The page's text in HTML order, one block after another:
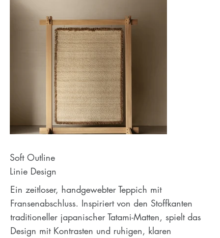
Soft Outline
Linie Design
Ein zeitloser, handgewebter Teppich mit
Fransenabschluss. Inspiriert von den Stoffkanten
traditioneller japanischer Tatami-Matten, spielt das
Design mit Kontrasten und ruhigen, klaren